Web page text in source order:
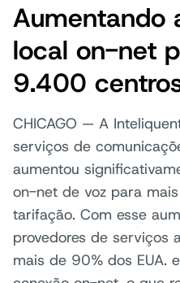
Aumentando
local on-net
9.400
CHICAGO — A
serviços de
aumentou
on-net de voz para
tarifação. Com esse
provedores de serviços
mais de 90% dos EUA.